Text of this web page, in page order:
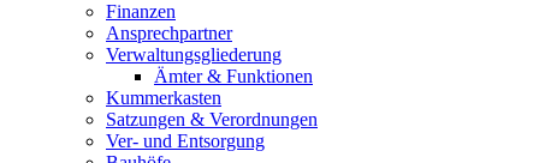
Finanzen
Ansprechpartner
Verwaltungsgliederung
Ämter & Funktionen
Kummerkasten
Satzungen & Verordnungen
Ver- und Entsorgung